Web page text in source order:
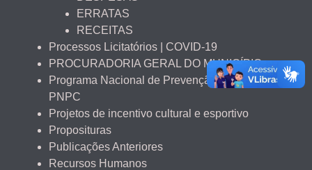
ERRATAS
RECEITAS
Processos Licitatórios | COVID-19
PROCURADORIA GERAL DO MUNICÍPIO
Programa Nacional de Prevenção à Corrupção –
PNPC
Projetos de incentivo cultural e esportivo
Proposituras
Publicações Anteriores
Recursos Humanos